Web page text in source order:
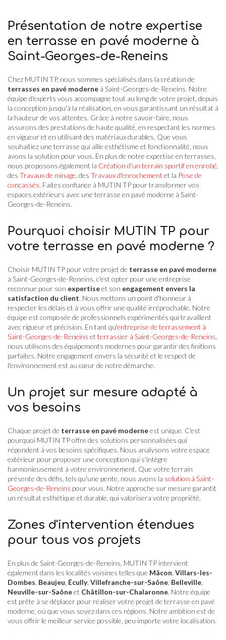
Présentation de notre expertise
en terrasse en pavé moderne à
Saint-Georges-de-Reneins
Chez MUTIN TP, nous sommes spécialisés dans la création de
terrasses en pavé moderne à Saint-Georges-de-Reneins. Notre
équipe d'experts vous accompagne tout au long de votre projet, depuis
la conception jusqu'à la réalisation, en vous garantissant un résultat à
la hauteur de vos attentes. Grâce à notre savoir-faire, nous
assurons des prestations de haute qualité, en respectant les normes
en vigueur et en utilisant des matériaux durables. Que vous
souhaitiez une terrasse qui allie esthétisme et fonctionnalité, nous
avons la solution pour vous. En plus de notre expertise en terrasses,
nous proposons également la Création d’un terrain sportif en enrobé
des Travaux de minage , des Travaux d'enrochement et la Pose de
concassés. Faites confiance à MUTIN TP pour transformer vos
espaces extérieurs avec une terrasse en pavé moderne à Saint-
Georges-de-Reneins.
Pourquoi choisir MUTIN TP pour
votre terrasse en pavé moderne ?
Choisir MUTIN TP pour votre projet de terrasse en pavé moderne
à Saint-Georges-de-Reneins, c'est opter pour une entreprise
reconnue pour son expertiseet son engagement envers la
satisfaction du client. Nous mettons un point d'honneur à
respecter les délais et à vous offrir une qualité irréprochable. Notre
équipe est composée de professionnels expérimentés qui travaillent
avec rigueur et précision. En tant qu'entreprise de terrassement à
Saint-Georges-de-Reneins et terrassier à Saint-Georges-de-Reneins
nous utilisons des équipements modernes pour garantir des finitions
parfaites. Notre engagement envers la sécurité et le respect de
l'environnement est au cœur de notre démarche.
Un projet sur mesure adapté à
vos besoins
Chaque projet de terrasse en pavé moderneest unique. C'est
pourquoi MUTIN TP offre des solutions personnalisées qui
répondent à vos besoins spécifiques. Nous analysons votre espace
extérieur pour proposer une conception qui s'intègre
harmonieusement à votre environnement. Que votre terrain
présente des défis, tels qu'une pente, nous avons la solution à Saint-
Georges-de-Reneins pour vous. Notre approche sur mesure garantit
un résultat esthétique et durable, qui valorisera votre propriété.
Zones d'intervention étendues
pour tous vos projets
En plus de Saint-Georges-de-Reneins, MUTIN TP intervient
également dans les localités voisines telles que Mâcon Villars-les-
Dombes Beaujeu Écully, Villefranche-sur-Saône Belleville
Neuville-sur-Saôneet Châtillon-sur-Chalaronne. Notre équipe
est prête à se déplacer pour réaliser votre projet de terrasse en pavé
moderne, où que vous soyez dans ces régions. Notre ambition est de
vous offrir le meilleur service possible, peu importe votre localisation.